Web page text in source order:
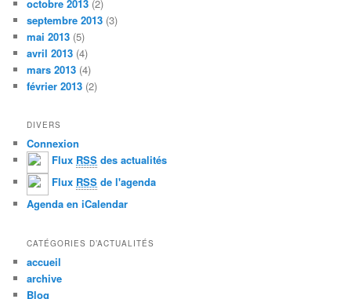
octobre 2013 (2)
septembre 2013 (3)
mai 2013 (5)
avril 2013 (4)
mars 2013 (4)
février 2013 (2)
DIVERS
Connexion
Flux RSS des actualités
Flux RSS de l'agenda
Agenda en iCalendar
CATÉGORIES D’ACTUALITÉS
accueil
archive
Blog